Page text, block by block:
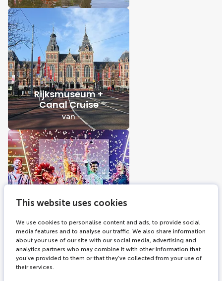
This website uses cookies
We use cookies to personalise content and ads, to provide social
media features and to analyse our traffic. We also share information
about your use of our site with our social media, advertising and
analytics partners who may combine it with other information that
you’ve provided to them or that they’ve collected from your use of
their services.
Rijksmuseum +
Canal Cruise
van
Madame Tussauds +
Amsterdam
van